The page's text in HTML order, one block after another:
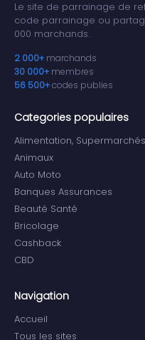
Le site de parrainage de
code parrainage ou
000 marchands.
2 000+ marchands
30 000+ membres
56 500+codes publies
Categories populaires
Alimentation, Supermarchés
Animaux
Auto Moto
Banques Assurances
Beauté Santé
Bricolage
Cashback
CBD
Navigation
Accueil
Tous les sites